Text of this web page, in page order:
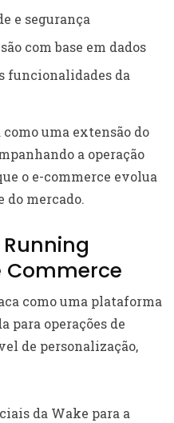
e segurança
com base em dados
funcionalidades da
como uma extensão do
a operação
o e-commerce evolua
do mercado.
Commerce
como uma plataforma
para operações de
de personalização,
da Wake para a